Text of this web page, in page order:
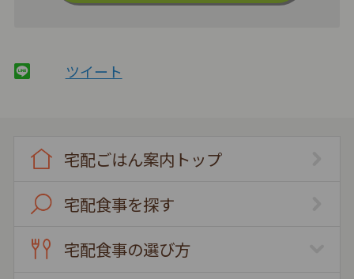
ツイート
宅配ごはん案内トップ
宅配食事を探す
宅配食事の選び方